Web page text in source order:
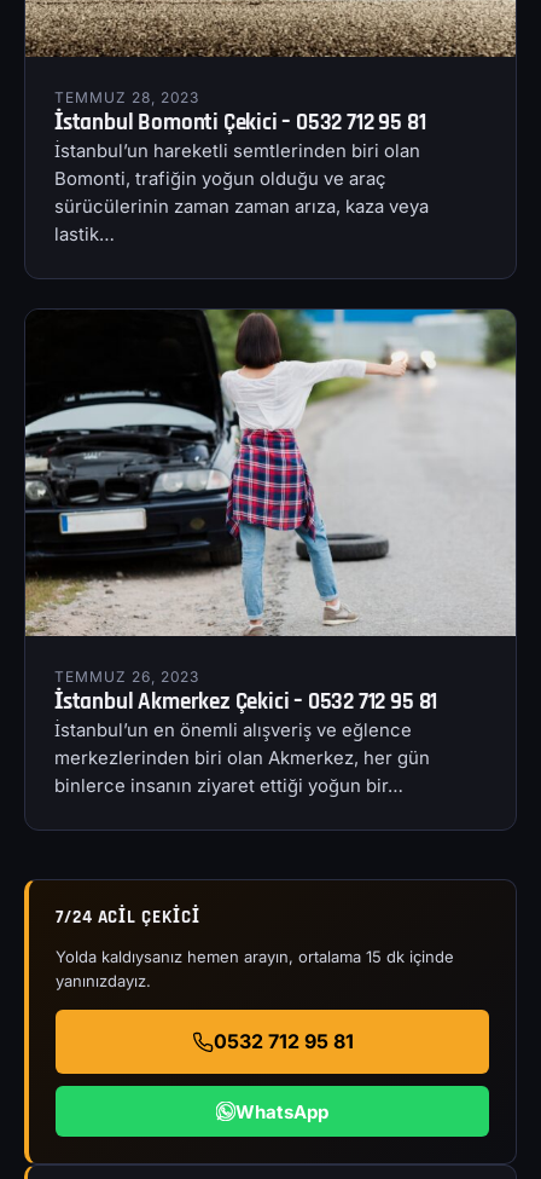
TEMMUZ 28, 2023
İstanbul Bomonti Çekici – 0532 712 95 81
İstanbul’un hareketli semtlerinden biri olan
Bomonti, trafiğin yoğun olduğu ve araç
sürücülerinin zaman zaman arıza, kaza veya
lastik…
TEMMUZ 26, 2023
İstanbul Akmerkez Çekici – 0532 712 95 81
İstanbul’un en önemli alışveriş ve eğlence
merkezlerinden biri olan Akmerkez, her gün
binlerce insanın ziyaret ettiği yoğun bir…
7/24 ACIL ÇEKICI
Yolda kaldıysanız hemen arayın, ortalama 15 dk içinde
yanınızdayız.
0532 712 95 81
WhatsApp